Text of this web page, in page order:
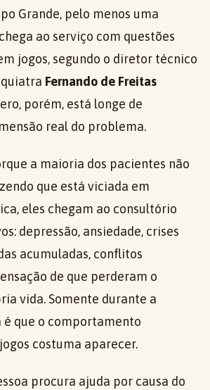
Grande, pelo menos uma
ao serviço com questões
jogos, segundo o diretor técnico
Fernando de Freitas
porém, está longe de
real do problema.
a maioria dos pacientes não
que está viciada em
eles chegam ao consultório
depressão, ansiedade, crises
acumuladas, conflitos
de que perderam o
vida. Somente durante a
que o comportamento
costuma aparecer.
procura ajuda por causa do